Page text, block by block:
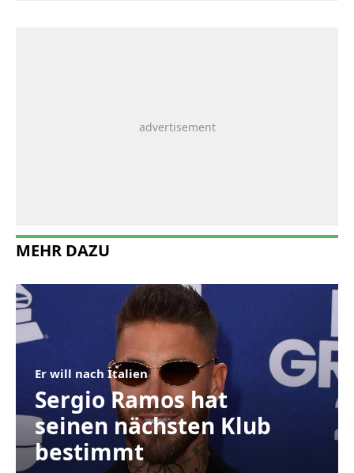
MEHR DAZU
Er will nach Italien
Sergio Ramos hat
seinen nächsten Klub
bestimmt